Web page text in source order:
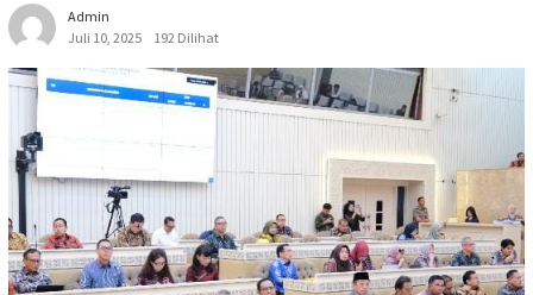
Admin
Juli 10, 2025
192 Dilihat